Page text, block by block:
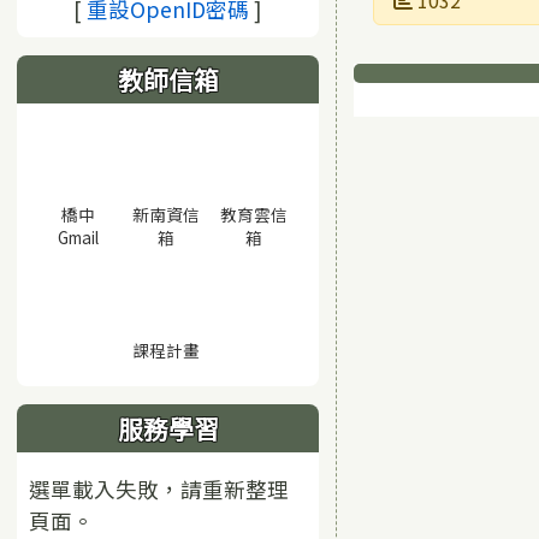
[ 重設OpenID密碼 (另開視窗)
]
教師信箱
橋中
Gmail(另開視窗)
新南資信
箱 (另開視窗)
教育雲信
箱 (另開視窗)
課程計畫
服務學習
選單載入失敗，請重新整理
頁面。
下中區域